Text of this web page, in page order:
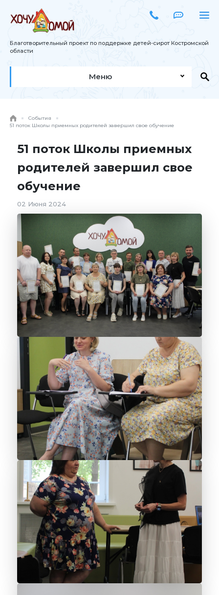
Благотворительный проект по поддержке детей-сирот Костромской
области
Меню
События
51 поток Школы приемных родителей завершил свое обучение
51 поток Школы приемных
родителей завершил свое
обучение
02 Июня 2024